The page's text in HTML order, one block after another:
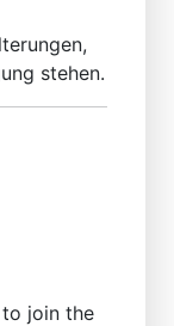
stehen.
to join the